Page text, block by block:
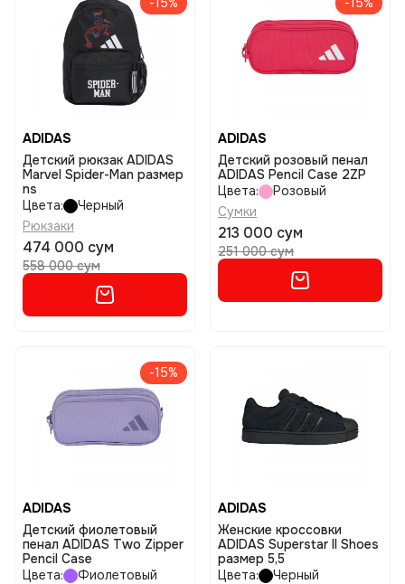
ADIDAS
Детский рюкзак ADIDAS
Marvel Spider-Man размер
ns
Цвета:
Черный
Рюкзаки
474 000 сум
558 000 сум
ADIDAS
Детский розовый пенал
ADIDAS Pencil Case 2ZP
Цвета:
Розовый
Сумки
213 000 сум
251 000 сум
-15%
ADIDAS
Детский фиолетовый
пенал ADIDAS Two Zipper
Pencil Case
Цвета:
Фиолетовый
ADIDAS
Женские кроссовки
ADIDAS Superstar II Shoes
размер 5,5
Цвета:
Черный